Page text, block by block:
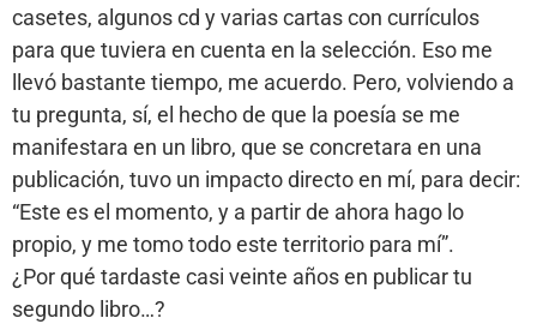
casetes, algunos cd y varias cartas con currículos
para que tuviera en cuenta en la selección. Eso me
llevó bastante tiempo, me acuerdo. Pero, volviendo a
tu pregunta, sí, el hecho de que la poesía se me
manifestara en un libro, que se concretara en una
publicación, tuvo un impacto directo en mí, para decir:
“Este es el momento, y a partir de ahora hago lo
propio, y me tomo todo este territorio para mí”.
¿Por qué tardaste casi veinte años en publicar tu
segundo libro…?